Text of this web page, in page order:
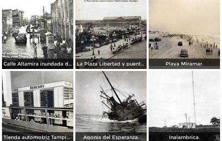
Calle Altamira inundada despues del ciclon del 2 de Octubre de 1933. La Plaza Libertad y puente Francisco I Madero Tampico, Tamaulipas Playa Miramar.
Tienda automotriz Tampico, Tamaulipas ( Fechada el 25 de Junioo de 1951 ). Agonia del Esperanza. Inalambrica.